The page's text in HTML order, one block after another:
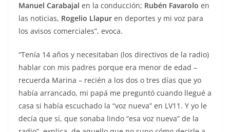
Manuel Carabajal en la conducción; Rubén Favarolo en
las noticias, Rogelio Llapur en deportes y mi voz para
los avisos comerciales”, evoca.
“Tenía 14 años y necesitaban (los directivos de la radio)
hablar con mis padres porque era menor de edad –
recuerda Marina – recién a los dos o tres días que yo
había arrancado, mi papá me preguntó cuando llegué a
casa si había escuchado la “voz nueva” en LV11. Y yo le
decía que sí, que sonaba lindo “esa voz nueva” de la